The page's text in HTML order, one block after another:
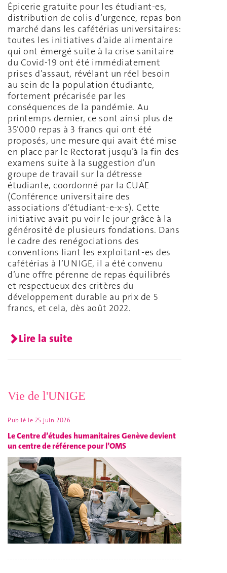
Épicerie gratuite pour les étudiant-es,
distribution de colis d’urgence, repas bon
marché dans les cafétérias universitaires:
toutes les initiatives d’aide alimentaire
qui ont émergé suite à la crise sanitaire
du Covid-19 ont été immédiatement
prises d’assaut, révélant un réel besoin
au sein de la population étudiante,
fortement précarisée par les
conséquences de la pandémie. Au
printemps dernier, ce sont ainsi plus de
35’000 repas à 3 francs qui ont été
proposés, une mesure qui avait été mise
en place par le Rectorat jusqu’à la fin des
examens suite à la suggestion d’un
groupe de travail sur la détresse
étudiante, coordonné par la CUAE
(Conférence universitaire des
associations d'étudiant-e-x-s). Cette
initiative avait pu voir le jour grâce à la
générosité de plusieurs fondations. Dans
le cadre des renégociations des
conventions liant les exploitant-es des
cafétérias à l’UNIGE, il a été convenu
d’une offre pérenne de repas équilibrés
et respectueux des critères du
développement durable au prix de 5
francs, et cela, dès août 2022.
Lire la suite
Vie de l'UNIGE
Publié le 25 juin 2026
Le Centre d’études humanitaires Genève devient
un centre de référence pour l’OMS